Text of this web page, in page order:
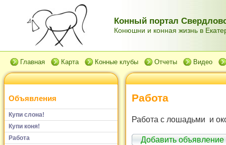
Конный портал
Конюшни и конная жизнь в
Главная Карта Конные клубы Отчеты Видео
Объявления
Купи слона!
Купи коня!
Работа
Работа
Работа с лошадьми и
Добавить объявление